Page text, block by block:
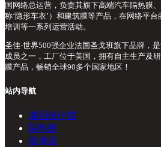
国网络总运营，负责其旗下高端汽车隔热膜
称‘隐形车衣’）和建筑膜等产品，在网络平
培训等一系列运营活动。
圣佳-世界500强企业法国圣戈班旗下品牌，
成员之一，工厂位于美国，拥有自主生产及
膜产品，畅销全球90多个国家地区！
站内导航
漆面保护膜
隔热膜
玻璃盾